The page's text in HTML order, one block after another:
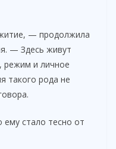
— продолжила
— Здесь живут
режим и личное
такого рода не
ему стало тесно от